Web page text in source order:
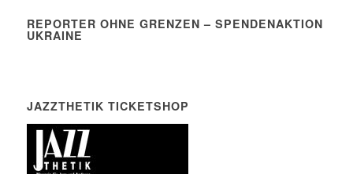
REPORTER OHNE GRENZEN – SPENDENAKTION
UKRAINE
JAZZTHETIK TICKETSHOP